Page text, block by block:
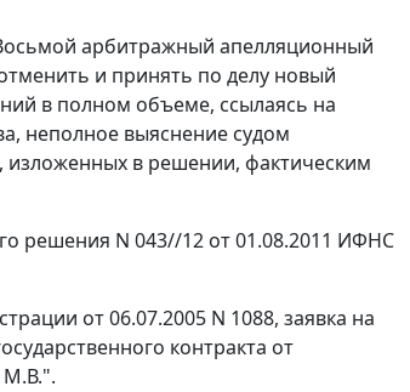
арбитражный апелляционный
и принять по делу новый
в полном объеме, ссылаясь на
неполное выяснение судом
изложенных в решении, фактическим
решения N 043//12 от 01.08.2011 ИФНС
от 06.07.2005 N 1088, заявка на
контракта от
М.В.".